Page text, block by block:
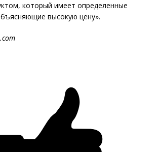
который имеет определенные
высокую цену».